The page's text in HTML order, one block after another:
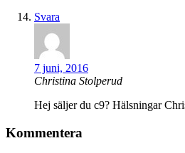
Svara
7 juni, 2016
Christina Stolperud
Hej säljer du c9? Hälsningar
Kommentera